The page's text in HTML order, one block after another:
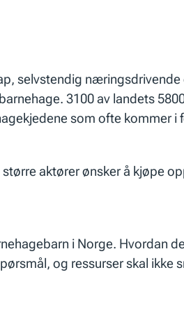
selvstendig
3100 av landets
som ofte kommer
aktører ønsker å kjøpe
i Norge. Hvordan
og ressurser skal ikke